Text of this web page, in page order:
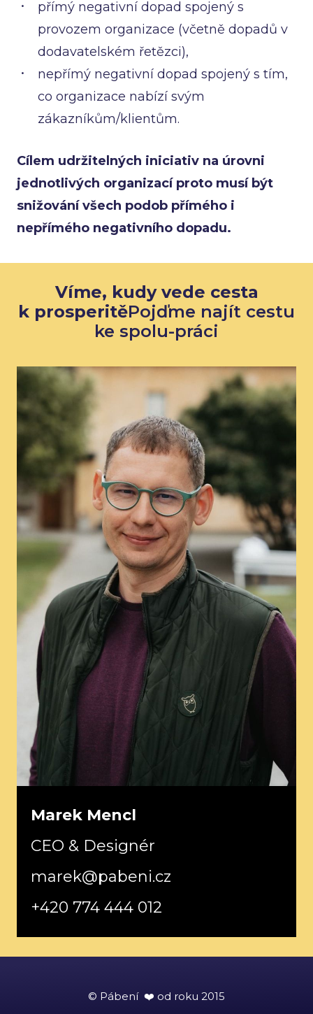
přímý negativní dopad spojený s
provozem organizace (včetně dopadů v
dodavatelském řetězci),
nepřímý negativní dopad spojený s tím,
co organizace nabízí svým
zákazníkům/klientům.
Cílem udržitelných iniciativ na úrovni
jednotlivých organizací proto musí být
snižování všech podob přímého i
nepřímého negativního dopadu.
Víme, kudy vede cesta
k prosperitěPojďme najít cestu
ke spolu-práci
Marek Mencl
CEO & Designér
marek@pabeni.cz
+420 774 444 012
© Pábení ❤️ od roku 2015